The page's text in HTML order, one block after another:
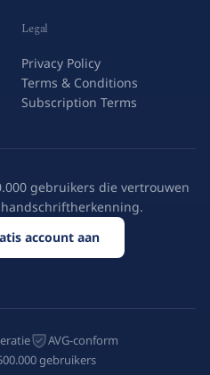
Legal
Privacy Policy
Terms & Conditions
Subscription Terms
gebruikers die vertrouwen
account aan
AVG-conform
gebruikers